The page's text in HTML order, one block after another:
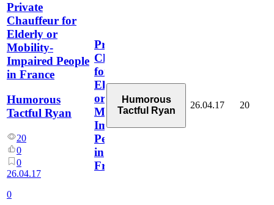
Private
Chauffeur for
Elderly or
Mobility-
Impaired People
in France
Humorous
Tactful Ryan
20
0
0
26.04.17
0
Private
Chauffeur
for
Elderly
or
Mobility-
Impaired
People
in
France
Humorous
Tactful Ryan
26.04.17 20